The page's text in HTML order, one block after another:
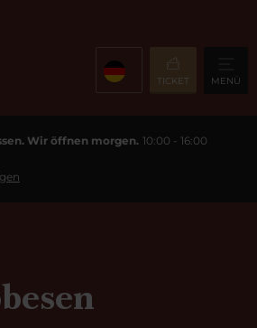
TICKET MENÜ
Wir öffnen morgen. 10:00 - 16:00